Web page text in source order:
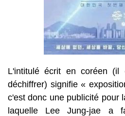
L'intitulé écrit en coréen
déchiffrer) signifie «
c'est donc une publicité pour
laquelle Lee Jung-jae a